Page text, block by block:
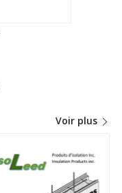
Voir plus